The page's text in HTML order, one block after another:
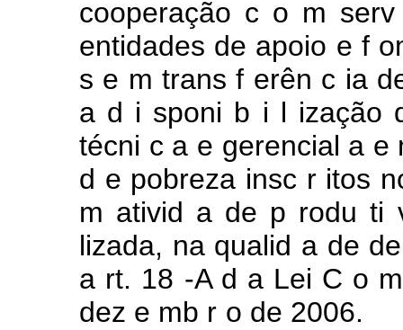
cooperação c o m
entidades de apoio e f
s e mtransf erên c ia
a d i sponi b i l ização
técni c a e gerencial a e
d e pobreza insc r itos
m ativid a de p roduti
lizada, na qualid a de
a rt. 18 -A d a Lei C o
dez e mb r o de 2006.